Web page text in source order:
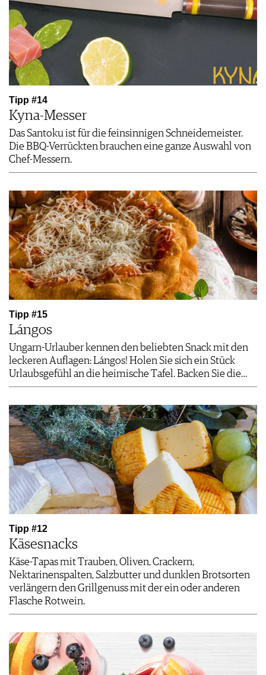
Tipp #14
Kyna-Messer
Das Santoku ist für die feinsinnigen Schneidemeister.
Die BBQ-Verrückten brauchen eine ganze Auswahl von
Chef-Messern.
Tipp #15
Lángos
Ungarn-Urlauber kennen den beliebten Snack mit den
leckeren Auflagen: Lángos! Holen Sie sich ein Stück
Urlaubsgefühl an die heimische Tafel. Backen Sie die…
Tipp #12
Käsesnacks
Käse-Tapas mit Trauben, Oliven, Crackern,
Nektarinenspalten, Salzbutter und dunklen Brotsorten
verlängern den Grillgenuss mit der ein oder anderen
Flasche Rotwein.